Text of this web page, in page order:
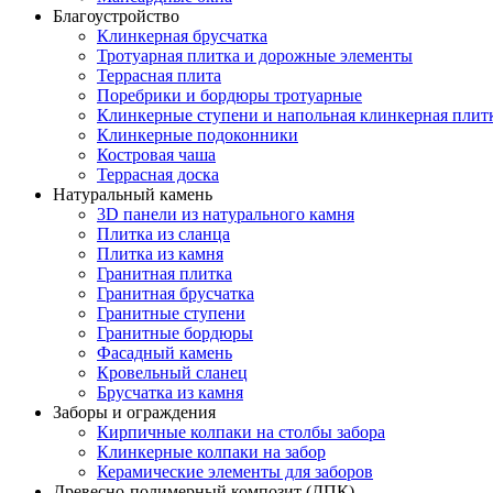
Благоустройство
Клинкерная брусчатка
Тротуарная плитка и дорожные элементы
Террасная плита
Поребрики и бордюры тротуарные
Клинкерные ступени и напольная клинкерная
Клинкерные подоконники
Костровая чаша
Террасная доска
Натуральный камень
3D панели из натурального камня
Плитка из сланца
Плитка из камня
Гранитная плитка
Гранитная брусчатка
Гранитные ступени
Гранитные бордюры
Фасадный камень
Кровельный сланец
Брусчатка из камня
Заборы и ограждения
Кирпичные колпаки на столбы забора
Клинкерные колпаки на забор
Керамические элементы для заборов